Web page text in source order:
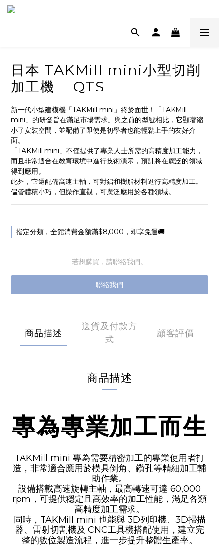
日本 TAKMill mini小型切削
加工機 ｜QTS
新一代小型建模機「TAKMill mini」終於面世！「TAKMill
mini」的研發旨在滿足市場需求。與之前的型號相比，它顯著縮
小了安裝空間，並配備了即使是初學者也能輕鬆上手的友好介
面。
「TAKMill mini」不僅提供了專業人士所需的高精度加工能力，
而且非常適合在教育環境中進行技術演示，預計將在廣泛的領域
得到應用。
此外，它還配備高速主軸，可對鋁和樹脂材料進行高精度加工。
儘管體積小巧，但操作直觀，可廣泛應用於各種領域。
指定分類，全館消費金額滿$8,000，即享免運🚚
若想購買，請聯絡我們。
聯絡我們
商品描述
送貨及付款方
式
顧客評價
商品描述
專為專業加工而生
TAKMill mini 專為需要精密加工的專業使用者打
造，非常適合應用於模具倒角、鑽孔等精細加工輔
助作業。
設備搭載高速旋轉主軸，最高轉速可達 60,000
rpm ，可提供穩定且高效率的加工性能，滿足各類
高精度加工需求。
同時，TAKMill mini 也能與 3D列印機、3D掃描
器、雷射切割機及 CNC工具機搭配使用，建立完
整的數位製造流程，進一步提升整體生產率。